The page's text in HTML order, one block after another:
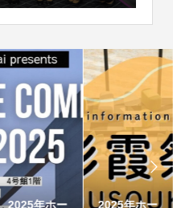
2025年ホー
2025年ホー
